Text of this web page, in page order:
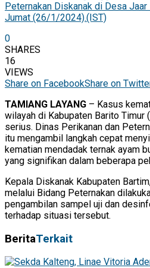
Peternakan Diskanak di Desa Jaar
Jumat (26/1/2024).(IST)
0
SHARES
16
VIEWS
Share on FacebookShare on
TAMIANG LAYANG – Kasus
wilayah di Kabupaten Barito Timur
serius. Dinas Perikanan dan
itu mengambil langkah cepat
kematian mendadak ternak ayam
yang signifikan dalam beberapa
Kepala Diskanak Kabupaten
melalui Bidang Peternakan
pengambilan sampel uji dan
terhadap situasi tersebut.
BeritaTerkait